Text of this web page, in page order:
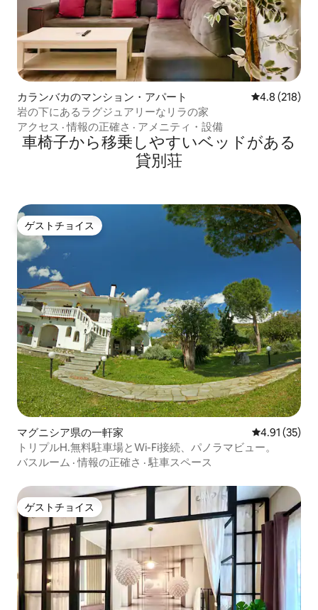
カランバカのマンション・アパート レビュー218
4.8 (218)
岩の下にあるラグジュアリーなリラの家
アクセス ·情報の正確さ · アメニティ・設備
車椅子から移乗しやすいベッドがある
貸別荘
ゲストチョイス
ゲストチョイス
マグニシア県の一軒家 レビュー35
4.91 (35)
トリプルH.無料駐車場とWi-Fi接続、パノラマビュー。
バスルーム ·情報の正確さ ·駐車スペース
ゲストチョイス
ゲストチョイス